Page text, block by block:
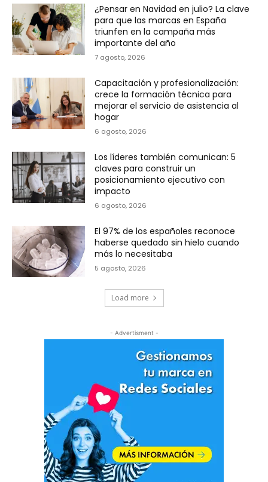
¿Pensar en Navidad en julio? La clave
para que las marcas en España
triunfen en la campaña más
importante del año
7 agosto, 2026
Capacitación y profesionalización:
crece la formación técnica para
mejorar el servicio de asistencia al
hogar
6 agosto, 2026
Los líderes también comunican: 5
claves para construir un
posicionamiento ejecutivo con
impacto
6 agosto, 2026
El 97% de los españoles reconoce
haberse quedado sin hielo cuando
más lo necesitaba
5 agosto, 2026
Load more
- Advertisment -